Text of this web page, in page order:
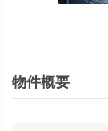
物件概要